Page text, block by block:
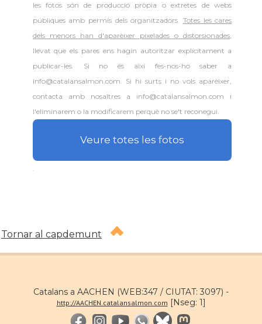
les fotos són de producció pròpia o extretes de webs
públiques amb permís dels organitzadors. Totes les cares
dels menors han d'aparèixer pixelades o distorsionades,
llevat que els pares ens hagin autoritzar explícitament a
publicar-les. Si no és així fes-nos-ho saber a
info@catalansalmon.com. Si hi surts i no vols aparèixer,
contacta amb nosaltres a info@catalansalmon.com i
l'eliminarem o la modificarem perquè no se't reconegui.
Veure totes les fotos
Tornar al capdemunt
Catalans a AACHEN (WEB:347 / CIUTAT: 3097) -
http://AACHEN.catalansalmon.com [Nseg: 1]